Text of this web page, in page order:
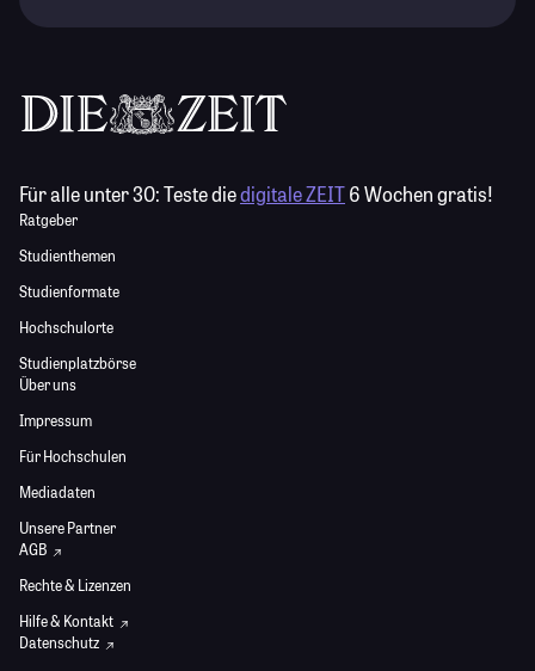
Für alle unter 30:Teste diedigitale ZEIT6 Wochen gratis!
Ratgeber
Studienthemen
Studienformate
Hochschulorte
Studienplatzbörse
Über uns
Impressum
Für Hochschulen
Mediadaten
Unsere Partner
AGB
Rechte & Lizenzen
Hilfe & Kontakt
Datenschutz